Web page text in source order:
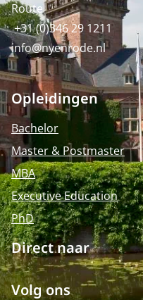
Route
+31 (0)346 29 1211
info@nyenrode.nl
Opleidingen
Bachelor
Master & Postmaster
MBA
Executive Education
PhD
Direct naar
Volg ons